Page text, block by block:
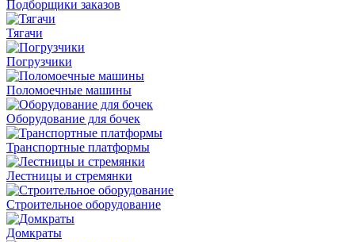
Подборщики заказов
Тягачи
Погрузчики
Поломоечные машины
Оборудование для бочек
Транспортные платформы
Лестницы и стремянки
Строительное оборудование
Домкраты